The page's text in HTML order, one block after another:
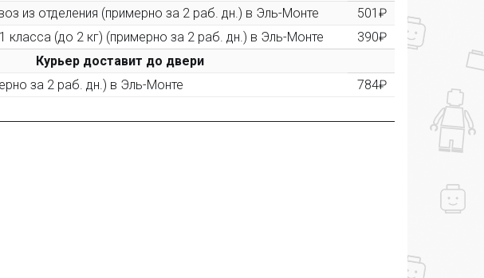
купленного конструктора и получите дополнительную скидку
(не дороже 10 000 рублей).
с фото.
о товаре через систему
нашем магазине и получите купон на скидку 150₽
из отделения (примерно за 2 раб. дн.) в Эль-Монте
501₽
класса (до 2 кг) (примерно за 2 раб. дн.) в Эль-Монте
390₽
Курьер доставит до двери
за 2 раб. дн.) в Эль-Монте
784₽